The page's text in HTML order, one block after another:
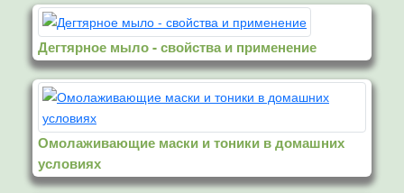
Дегтярное мыло - свойства и применение
Омолаживающие маски и тоники в домашних
условиях